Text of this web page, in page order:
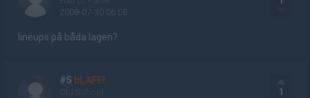
2008-07-30 06:08
lineups på båda lagen?
#5 bLAFF!
1